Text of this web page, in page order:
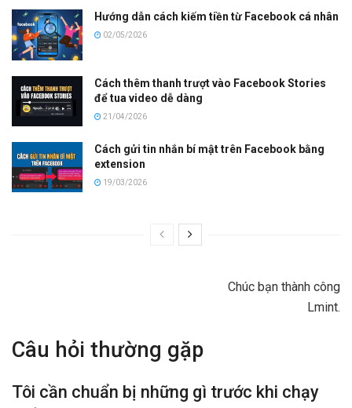
Hướng dẫn cách kiếm tiền từ Facebook cá nhân
02/05/2026
Cách thêm thanh trượt vào Facebook Stories
để tua video dễ dàng
21/04/2026
Cách gửi tin nhắn bí mật trên Facebook bằng
extension
19/03/2026
Chúc bạn thành công
Lmint.
Câu hỏi thường gặp
Tôi cần chuẩn bị những gì trước khi chạy